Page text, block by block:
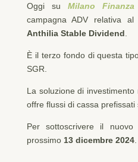
Oggi su Milano Finanza
campagna ADV relativa
Anthilia Stable Dividend
È il terzo fondo di questa
SGR.
La soluzione di
offre flussi di cassa prefissati
Per sottoscrivere il
prossimo 13 dicembre 2024.